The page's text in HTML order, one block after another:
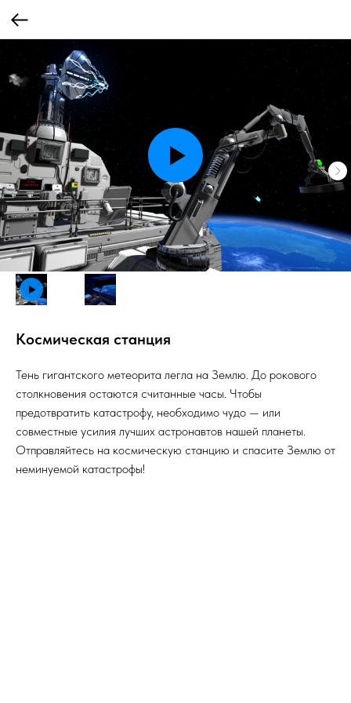
Космическая станция
Тень гигантского метеорита легла на Землю. До рокового
столкновения остаются считанные часы. Чтобы
предотвратить катастрофу, необходимо чудо — или
совместные усилия лучших астронавтов нашей планеты.
Отправляйтесь на космическую станцию и спасите Землю от
неминуемой катастрофы!